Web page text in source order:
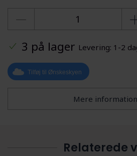
3 på lager Levering: 1-2
Tilføj til Ønskeskyen
Mere information
Relaterede